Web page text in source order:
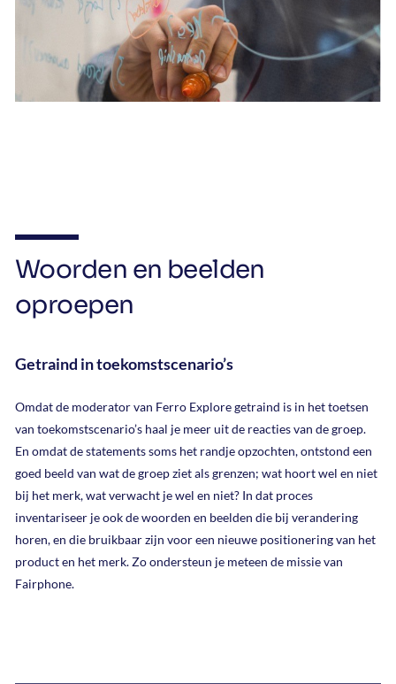
Woorden en beelden
oproepen
Getraind in toekomstscenario’s
Omdat de moderator van Ferro Explore getraind is in het toetsen
van toekomstscenario’s haal je meer uit de reacties van de groep.
En omdat de statements soms het randje opzochten, ontstond een
goed beeld van wat de groep ziet als grenzen; wat hoort wel en niet
bij het merk, wat verwacht je wel en niet? In dat proces
inventariseer je ook de woorden en beelden die bij verandering
horen, en die bruikbaar zijn voor een nieuwe positionering van het
product en het merk. Zo ondersteun je meteen de missie van
Fairphone.